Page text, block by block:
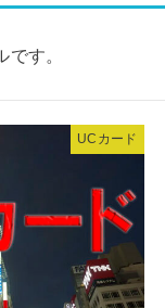
す。
UCカード